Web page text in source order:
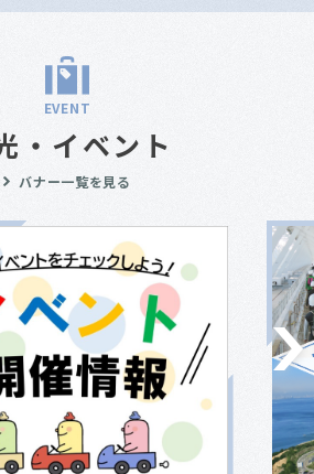
EVENT
・イベント
バナー一覧を見る